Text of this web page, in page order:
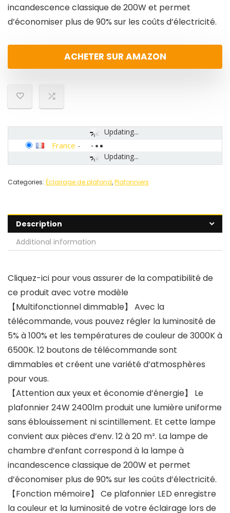
incandescence classique de 200W et permet
d’économiser plus de 90% sur les coûts d’électricité.
ACHETER SUR AMAZON
Updating...
Updating...
France -
Categories: Éclairage de plafond,Plafonniers
Description
Additional information
Cliquez-ici pour vous assurer de la compatibilité de
ce produit avec votre modèle
【Multifonctionnel dimmable】 Avec la
télécommande, vous pouvez régler la luminosité de
5% à 100% et les températures de couleur de 3000K à
6500K. 12 boutons de télécommande sont
dimmables et créent une variété d’atmosphères
pour vous.
【Attention aux yeux et économie d’énergie】 Le
plafonnier 24W 2400lm produit une lumière uniforme
sans éblouissement ni scintillement. Et cette lampe
convient aux pièces d’env. 12 à 20 m². La lampe de
chambre d’enfant correspond à la lampe à
incandescence classique de 200W et permet
d’économiser plus de 90% sur les coûts d’électricité.
【Fonction mémoire】 Ce plafonnier LED enregistre
la couleur et la luminosité de votre éclairage lors de